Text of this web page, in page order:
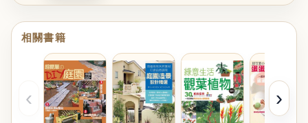
相關書籍
‹ ›